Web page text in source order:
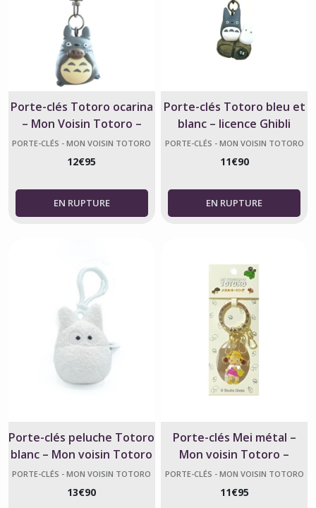
Porte-clés Totoro ocarina
– Mon Voisin Totoro –
Studio Ghibli
PORTE-CLÉS - MON VOISIN TOTORO
12€95
Porte-clés Totoro bleu et
blanc – licence Ghibli
PORTE-CLÉS - MON VOISIN TOTORO
11€90
Porte-clés peluche Totoro
blanc – Mon voisin Totoro
officiel
PORTE-CLÉS - MON VOISIN TOTORO
13€90
Porte-clés Mei métal –
Mon voisin Totoro –
Studio Ghibli
PORTE-CLÉS - MON VOISIN TOTORO
11€95